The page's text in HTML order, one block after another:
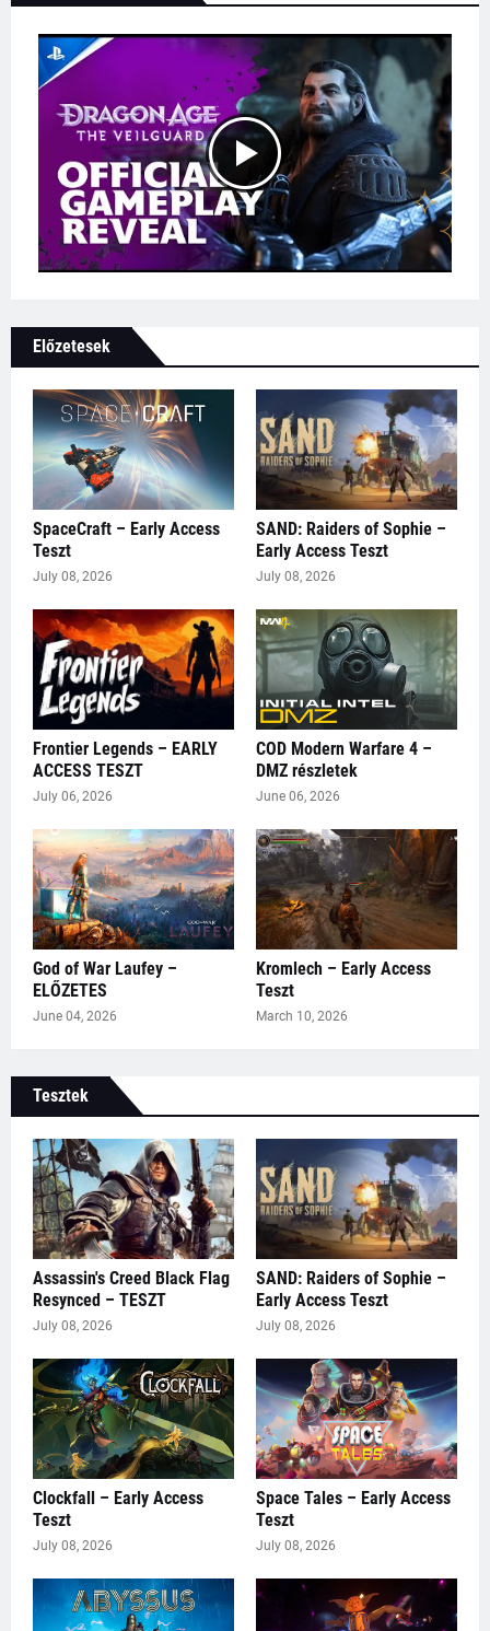
Előzetesek
SpaceCraft – Early Access
Teszt
July 08, 2026
SAND: Raiders of Sophie –
Early Access Teszt
July 08, 2026
Frontier Legends – EARLY
ACCESS TESZT
July 06, 2026
COD Modern Warfare 4 –
DMZ részletek
June 06, 2026
God of War Laufey –
ELŐZETES
June 04, 2026
Kromlech – Early Access
Teszt
March 10, 2026
Tesztek
Assassin's Creed Black Flag
Resynced – TESZT
July 08, 2026
SAND: Raiders of Sophie –
Early Access Teszt
July 08, 2026
Clockfall – Early Access
Teszt
July 08, 2026
Space Tales – Early Access
Teszt
July 08, 2026